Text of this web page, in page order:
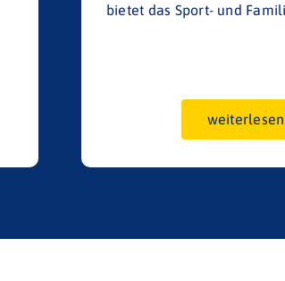
bietet das Sport- und
weiterlesen